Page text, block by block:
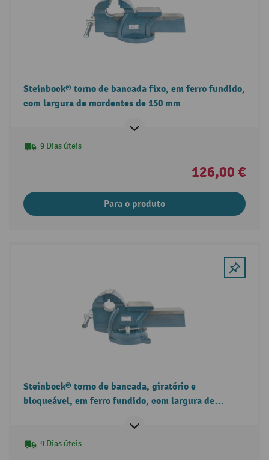
Steinbock® torno de bancada fixo, em ferro fundido,
com largura de mordentes de 150 mm
9 Dias úteis
126,00 €
Para o produto
Steinbock® torno de bancada, giratório e
bloqueável, em ferro fundido, com largura de
9 Dias úteis